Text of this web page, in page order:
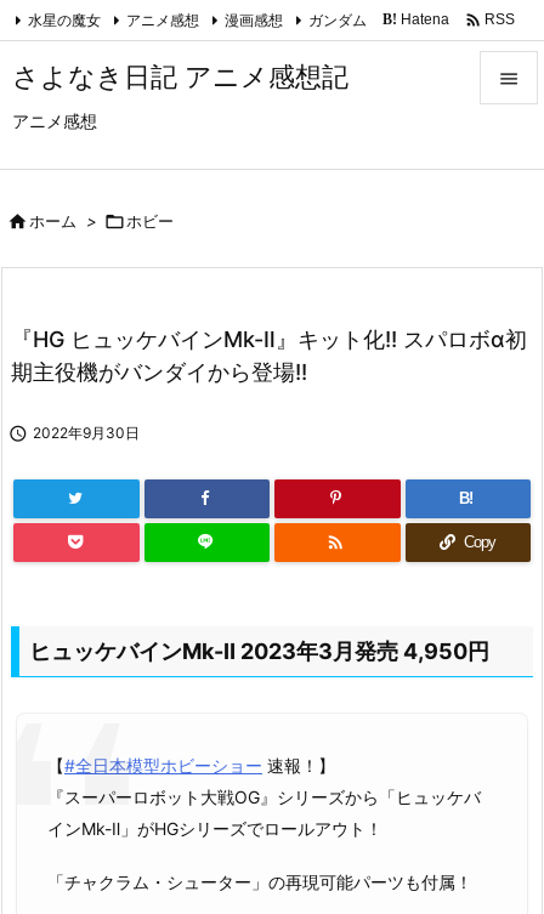
さよなき日記 アニメ感想記
アニメ感想

次へ
水星の魔女 アニメ感想 漫画感想 ガンダム B! Hatena  RSS
ホーム > ホビー
『HG ヒュッケバインMk-Ⅱ』キット化!! スパロボα初
期主役機がバンダイから登場!!
 2022年9月30日
B!
 Copy
ヒュッケバインMk-Ⅱ 2023年3月発売 4,950円
【#全日本模型ホビーショー 速報！】
『スーパーロボット大戦OG』シリーズから「ヒュッケバ
インMk-Ⅱ」がHGシリーズでロールアウト！
「チャクラム・シューター」の再現可能パーツも付属！